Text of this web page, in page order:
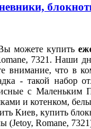
можете купить
7321. Наши
внимание, что в
- такой набор
с Маленьким
и котенком,
Киев, купить
(Jetoy, Romane,